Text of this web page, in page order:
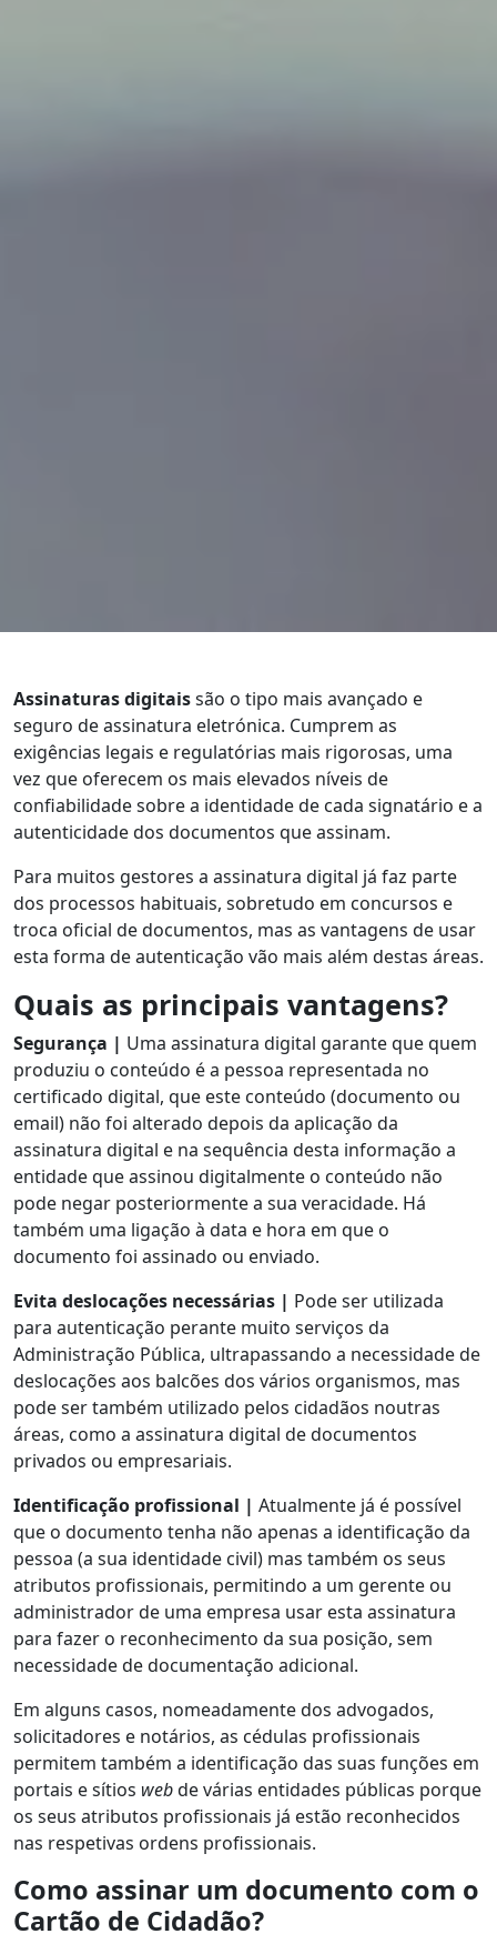
Assinaturas digitaissão o tipo mais avançado e
seguro de assinatura eletrónica. Cumprem as
exigências legais e regulatórias mais rigorosas, uma
vez que oferecem os mais elevados níveis de
confiabilidade sobre a identidade de cada signatário e a
autenticidade dos documentos que assinam.
Para muitos gestores a assinatura digital já faz parte
dos processos habituais, sobretudo em concursos e
troca oficial de documentos, mas as vantagens de usar
esta forma de autenticação vão mais além destas áreas.
Quais as principais vantagens?
Segurança | Uma assinatura digital garante que quem
produziu o conteúdo é a pessoa representada no
certificado digital, que este conteúdo (documento ou
email) não foi alterado depois da aplicação da
assinatura digital e na sequência desta informação a
entidade que assinou digitalmente o conteúdo não
pode negar posteriormente a sua veracidade. Há
também uma ligação à data e hora em que o
documento foi assinado ou enviado.
Evita deslocações necessárias | Pode ser utilizada
para autenticação perante muito serviços da
Administração Pública, ultrapassando a necessidade de
deslocações aos balcões dos vários organismos, mas
pode ser também utilizado pelos cidadãos noutras
áreas, como a assinatura digital de documentos
privados ou empresariais.
Identificação profissional | Atualmente já é possível
que o documento tenha não apenas a identificação da
pessoa (a sua identidade civil) mas também os seus
atributos profissionais, permitindo a um gerente ou
administrador de uma empresa usar esta assinatura
para fazer o reconhecimento da sua posição, sem
necessidade de documentação adicional.
Em alguns casos, nomeadamente dos advogados,
solicitadores e notários, as cédulas profissionais
permitem também a identificação das suas funções em
portais e sítios webde várias entidades públicas porque
os seus atributos profissionais já estão reconhecidos
nas respetivas ordens profissionais.
Como assinar um documento com o
Cartão de Cidadão?